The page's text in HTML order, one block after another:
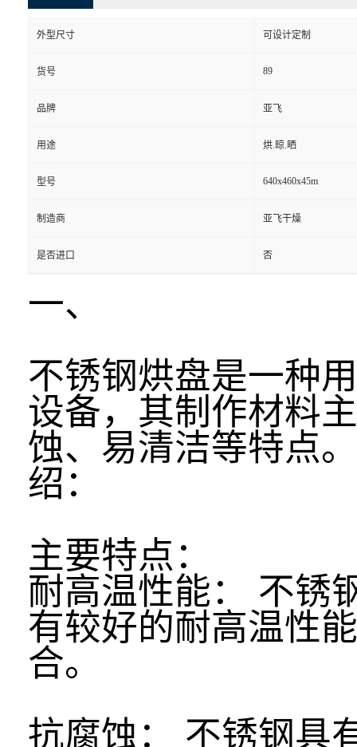
外型尺寸 可设计定制
货号 89
品牌 亚飞
用途 烘.晾.晒
型号 640x460x45m
制造商 亚飞干燥
是否进口 否
一、
不锈钢烘盘是一种
设备，其制作材料
蚀、易清洁等特点
绍：
主要特点：
耐高温性能： 不锈
有较好的耐高温性
合。
抗腐蚀： 不锈钢具